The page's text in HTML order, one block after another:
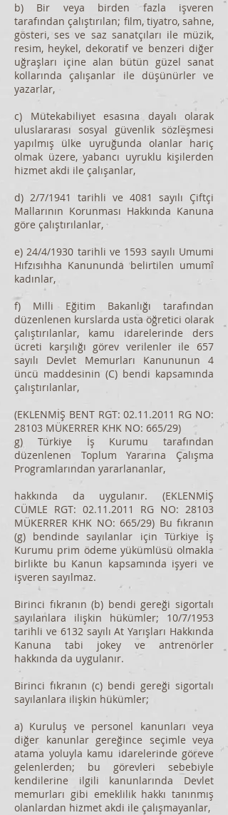
b) Bir veya birden fazla işveren
tarafından çalıştırılan; film, tiyatro, sahne,
gösteri, ses ve saz sanatçıları ile müzik,
resim, heykel, dekoratif ve benzeri diğer
uğraşları içine alan bütün güzel sanat
kollarında çalışanlar ile düşünürler ve
yazarlar,
c) Mütekabiliyet esasına dayalı olarak
uluslararası sosyal güvenlik sözleşmesi
yapılmış ülke uyruğunda olanlar hariç
olmak üzere, yabancı uyruklu kişilerden
hizmet akdi ile çalışanlar,
d) 2/7/1941 tarihli ve 4081 sayılı Çiftçi
Mallarının Korunması Hakkında Kanuna
göre çalıştırılanlar,
e) 24/4/1930 tarihli ve 1593 sayılı Umumi
Hıfzısıhha Kanununda belirtilen umumî
kadınlar,
f) Milli Eğitim Bakanlığı tarafından
düzenlenen kurslarda usta öğretici olarak
çalıştırılanlar, kamu idarelerinde ders
ücreti karşılığı görev verilenler ile 657
sayılı Devlet Memurları Kanununun 4
üncü maddesinin (C) bendi kapsamında
çalıştırılanlar,
(EKLENMİŞ BENT RGT:02.11.2011 RG NO:
28103 MÜKERRER KHK NO: 665/29)
g) Türkiye İş Kurumu tarafından
düzenlenen Toplum Yararına Çalışma
Programlarından yararlananlar,
hakkında da uygulanır. (EKLENMİŞ
CÜMLE RGT: 02.11.2011
RG NO: 28103
MÜKERRER KHK NO: 665/29) Bu fıkranın
(g) bendinde sayılanlar için Türkiye İş
Kurumu prim ödeme yükümlüsü olmakla
birlikte bu Kanun kapsamında işyeri ve
işveren sayılmaz.
Birinci fıkranın (b) bendi gereği sigortalı
sayılanlara ilişkin hükümler; 10/7/1953
tarihli ve 6132 sayılı At Yarışları Hakkında
Kanuna tabi jokey ve antrenörler
hakkında da uygulanır.
Birinci fıkranın (c) bendi gereği sigortalı
sayılanlara ilişkin hükümler;
a) Kuruluş ve personel kanunları veya
diğer kanunlar gereğince seçimle veya
atama yoluyla kamu idarelerinde göreve
gelenlerden; bu görevleri sebebiyle
kendilerine ilgili kanunlarında Devlet
memurları gibi emeklilik hakkı tanınmış
olanlardan hizmet akdi ile çalışmayanlar,